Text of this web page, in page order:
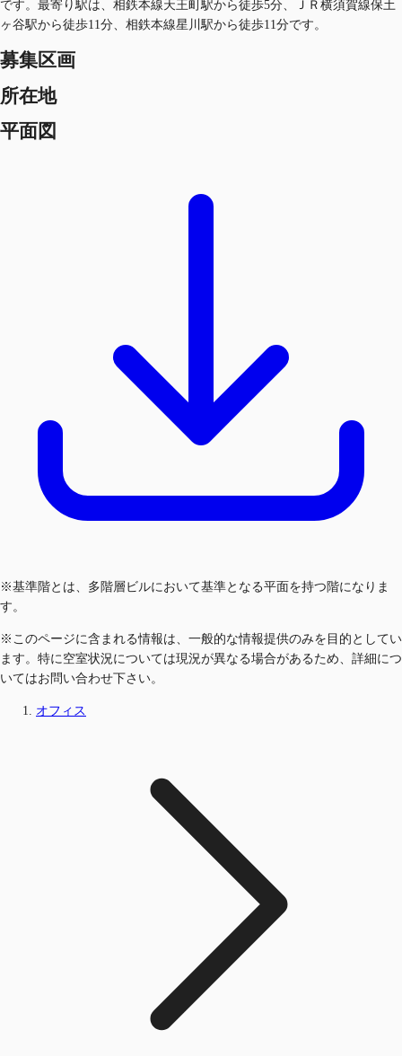
です。最寄り駅は、相鉄本線天王町駅から徒歩5分、ＪＲ横須賀線保土
ヶ谷駅から徒歩11分、相鉄本線星川駅から徒歩11分です。
募集区画
所在地
平面図
※基準階とは、多階層ビルにおいて基準となる平面を持つ階になりま
す。
※このページに含まれる情報は、一般的な情報提供のみを目的としてい
ます。特に空室状況については現況が異なる場合があるため、詳細につ
いてはお問い合わせ下さい。
オフィス